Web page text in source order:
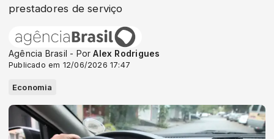
prestadores de serviço
Agência Brasil - PorAlex Rodrigues
Publicado em 12/06/2026 17:47
Economia